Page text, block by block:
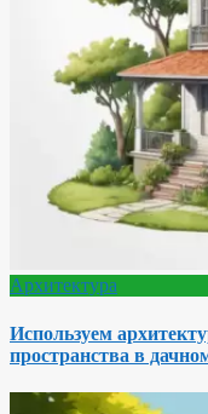
Архитектура
Используем
пространства в